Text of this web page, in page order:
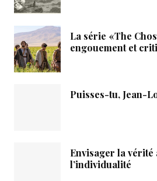
La série «The
engouement et
Puisses-tu, Jean-
Envisager la vérité
l’individualité